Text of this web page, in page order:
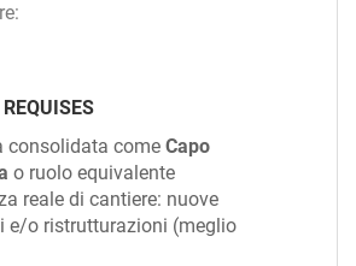
consolidata come Capo
o ruolo equivalente
reale di cantiere: nuove
e/o ristrutturazioni (meglio